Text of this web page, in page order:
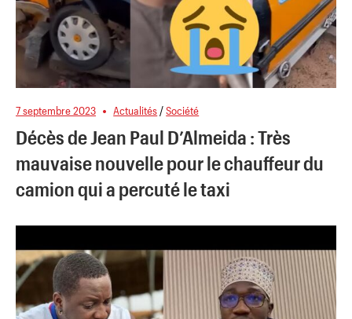
7 septembre 2023 Actualités /Société
Décès de Jean Paul D’Almeida : Très
mauvaise nouvelle pour le chauffeur du
camion qui a percuté le taxi